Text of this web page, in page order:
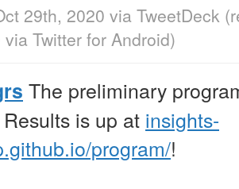
29th, 2020 via TweetDeck
via Twitter for Android)
The preliminary
is up at insights-
program/!